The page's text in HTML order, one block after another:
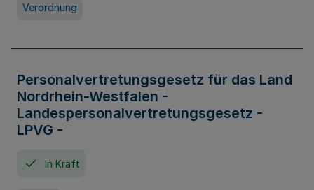
Verordnung
Personalvertretungsgesetz für das Land
Nordrhein-Westfalen -
Landespersonalvertretungsgesetz -
LPVG -
In Kraft